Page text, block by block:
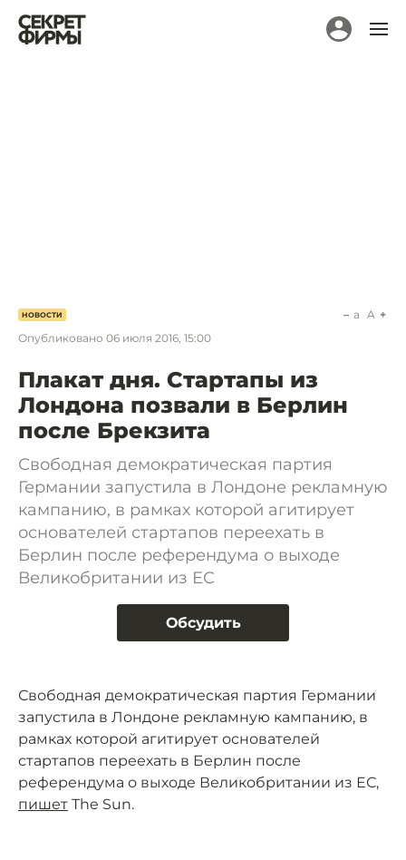
НОВОСТИ
Опубликовано 06 июля 2016, 15:00
a A
Плакат дня. Стартапы из
Лондона позвали в Берлин
после Брекзита
Свободная демократическая партия
Германии запустила в Лондоне рекламную
кампанию, в рамках которой агитирует
основателей стартапов переехать в
Берлин после референдума о выходе
Великобритании из ЕС
Обсудить
Свободная демократическая партия Германии
запустила в Лондоне рекламную кампанию, в
рамках которой агитирует основателей
стартапов переехать в Берлин после
референдума о выходе Великобритании из ЕС,
пишет The Sun.